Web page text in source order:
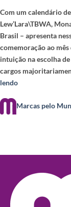
Com um calendário
Lew’Lara\TBWA,
Brasil – apresenta
comemoração ao
intuição na escolha
cargos
lendo
Marcas pelo